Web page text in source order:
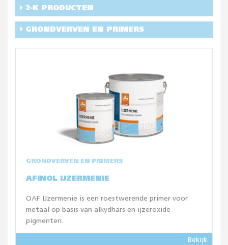
2-K PRODUCTEN
GRONDVERVEN EN PRIMERS
GRONDVERVEN EN PRIMERS
AFINOL IJZERMENIE
OAF IJzermenie is een roestwerende primer voor
metaal op basis van alkydhars en ijzeroxide
pigmenten.
Bekijk